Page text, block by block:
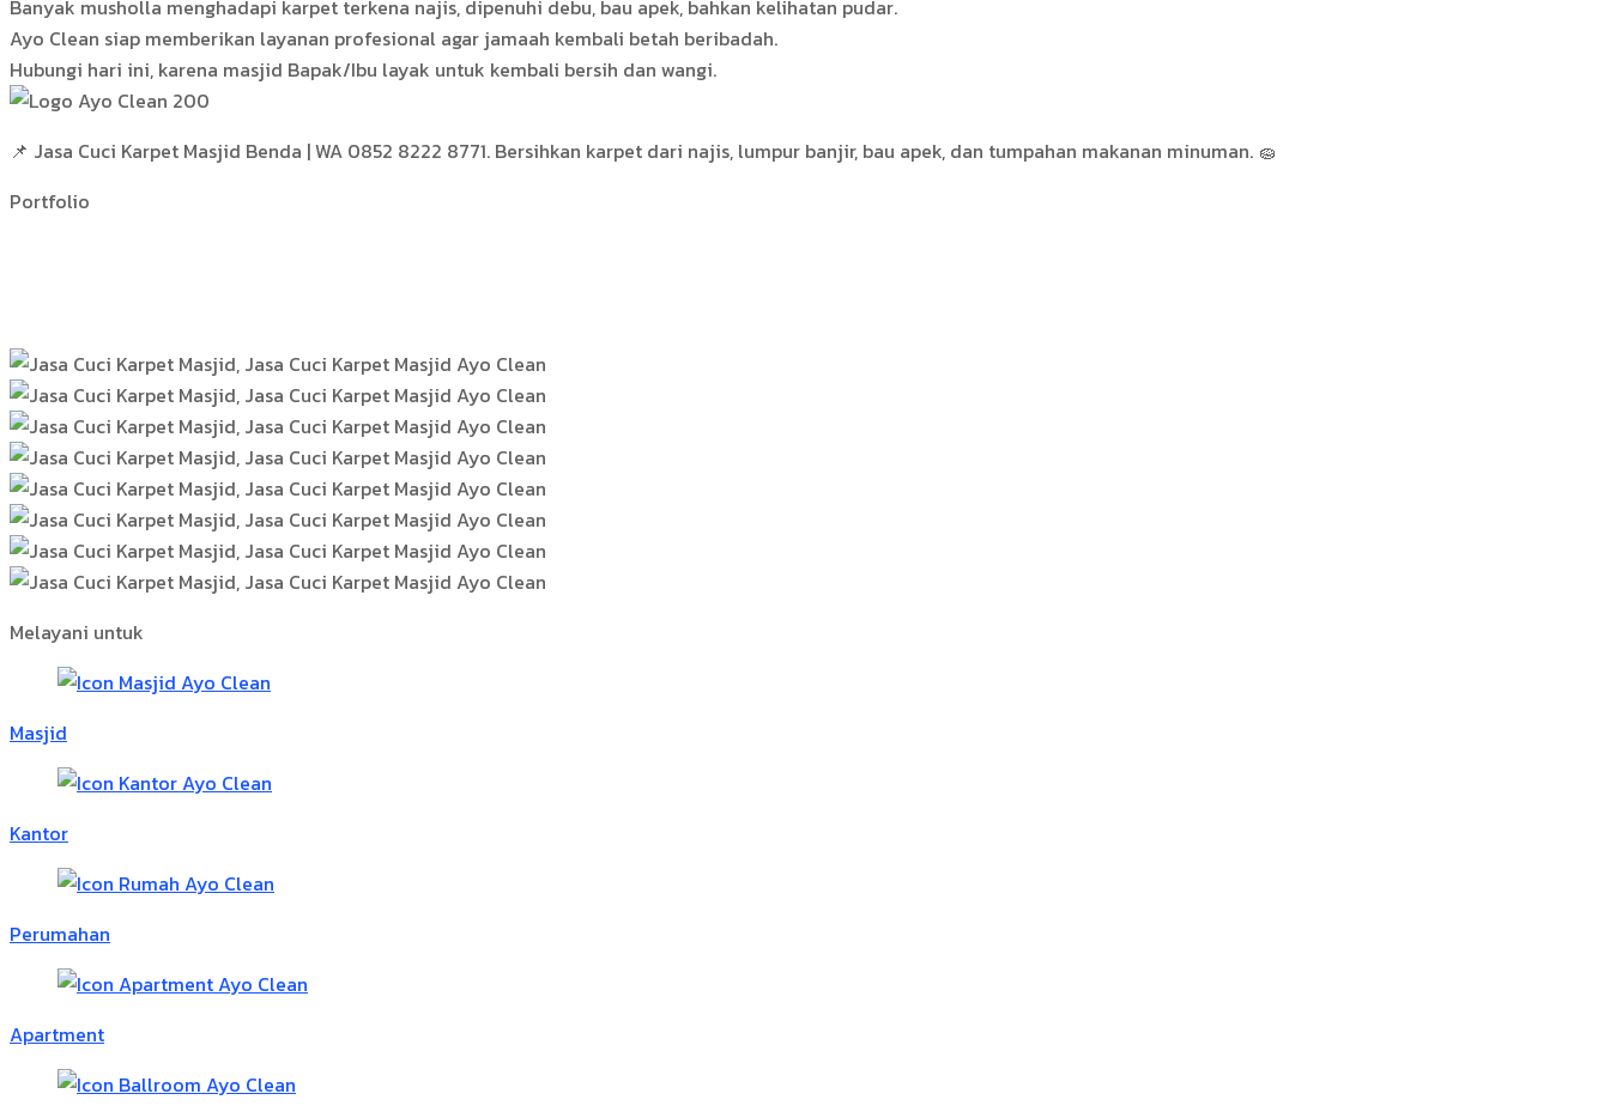
Banyak musholla menghadapi karpet terkena najis, dipenuhi debu, bau apek, bahkan kelihatan pudar.
Ayo Clean siap memberikan layanan profesional agar jamaah kembali betah beribadah.
Hubungi hari ini, karena masjid Bapak/Ibu layak untuk kembali bersih dan wangi.
📌 Jasa Cuci Karpet Masjid Benda | WA 0852 8222 8771. Bersihkan karpet dari najis, lumpur banjir, bau apek, dan tumpahan makanan minuman. 🧽
Portfolio
Melayani untuk
Masjid
Kantor
Perumahan
Apartment